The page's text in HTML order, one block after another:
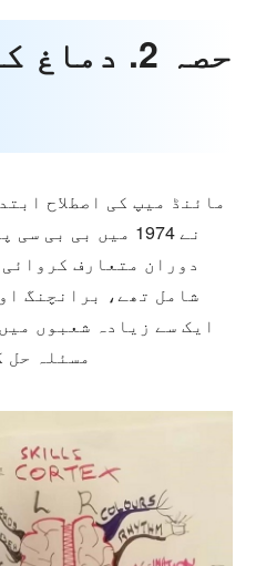
حصہ 2.
مائنڈ میپ کی اصطلاح
نے 1974 میں بی
دوران متعارف
شامل تھے، برانچنگ
ایک سے زیادہ شعبوں
مسئلہ حل